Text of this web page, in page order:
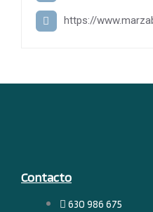
https://
Contacto
630 986 675